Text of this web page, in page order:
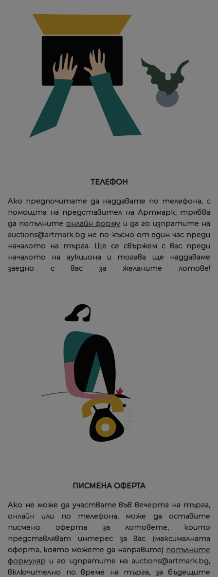
ТЕЛЕФОН
Ако предпочитате да наддавате по телефона, с
помощта на представител на Артмарк, трябва
да попълните онлайн форму и да го изпратите на
auctions@artmark.bg не по-късно от един час преди
началото на търга. Ще се свържем с вас преди
началото на аукциона и тогава ще наддаваме
заедно с вас за желаните лотове!
ПИСМЕНА ОФЕРТА
Ако не може да участвате във вечерта на търга,
онлайн или по телефона, може да оставите
писмено оферта за лотовете, които
представляват интерес за вас (максималната
оферта, която можете да направите) попълните
формуляр и го изпратите на auctions@artmark.bg,
включително по време на търга, за бъдещите